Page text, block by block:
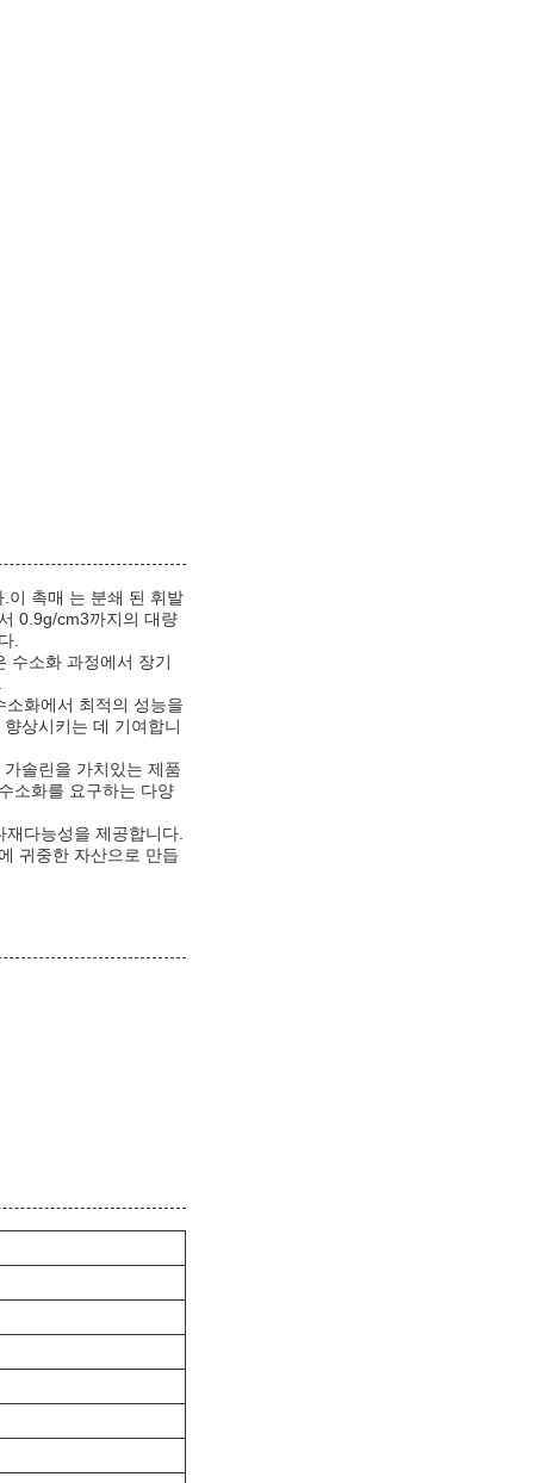
이 촉매 는 분쇄 된 휘발
0.9g/cm3까지의 대량
.
수소화 과정에서 장기
화에서 최적의 성능을
상시키는 데 기여합니
솔린을 가치있는 제품
소화를 요구하는 다양
다능성을 제공합니다.
귀중한 자산으로 만듭